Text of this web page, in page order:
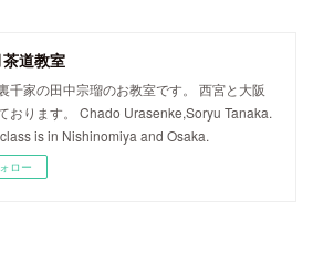
道教室
家の田中宗瑠のお教室です。 西宮と大阪
おります。 Chado Urasenke,Soryu Tanaka.
is in Nishinomiya and Osaka.
ロー